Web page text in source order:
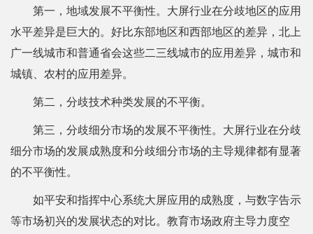
第一，地域发展不平衡性。大屏行业在分歧地区的应用
水平差异是巨大的。好比东部地区和西部地区的差异，北上
广一线城市和普通省会这些二三线城市的应用差异，城市和
城镇、农村的应用差异。
第二，分歧技术种类发展的不平衡。
第三，分歧细分市场的发展不平衡性。大屏行业在分歧
细分市场的发展成熟度和分歧细分市场的主导规律都有显著
的不平衡性。
如平安和指挥中心系统大屏应用的成熟度，与数字告示
等市场初兴的发展状态的对比。教育市场政府主导力度空